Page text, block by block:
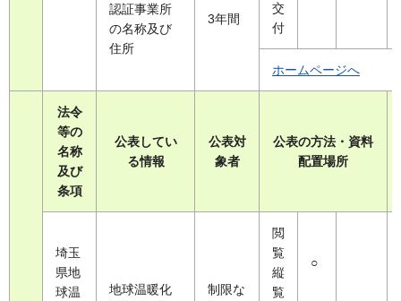
認証事業所
の名称及び
住所
3年間
交
付
ホームページへ
法令
等の
名称
及び
条項
公表してい
る情報
公表対
象者
公表の方法・資料
配置場所
埼玉
県地
球温
地球温暖化
制限な
閲
覧
縦
覧
○